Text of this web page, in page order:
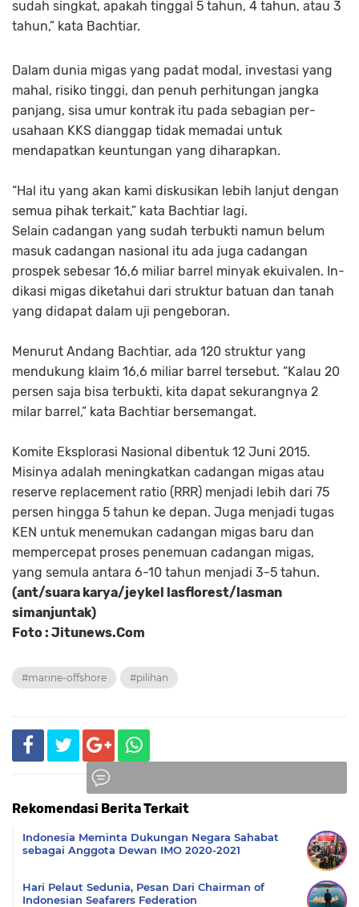
sudah sing­kat, apakah tinggal 5 tahun, 4 tahun, atau 3
tahun,” kata Bachtiar.
Dalam dunia migas yang pa­dat modal, investasi yang
mahal, risiko tinggi, dan penuh perhi­tung­an jangka
panjang, sisa umur kon­trak itu pada sebagian per­
usahaan KKS dianggap tidak me­madai untuk
mendapatkan keuntungan yang diharapkan.
“Hal itu yang akan kami dis­ku­­si­kan lebih lanjut dengan
se­mua pihak terkait,” kata Bachtiar lagi.
Selain cadangan yang sudah terbukti namun belum
masuk ca­dangan nasional itu ada juga ca­dangan
prospek sebesar 16,6 miliar barrel minyak ekuivalen. In­
dikasi migas diketahui dari struktur batuan dan tanah
yang dida­pat dalam uji pengeboran.
Menurut Andang Bachtiar, ada 120 struktur yang
mendu­kung klaim 16,6 miliar barrel tersebut. “Kalau 20
persen saja bisa terbukti, kita dapat sekurangnya 2
milar barrel,” kata Bachtiar bersemangat.
Komite Eksplorasi Nasional dibentuk 12 Juni 2015.
Misinya adalah meningkatkan cadangan mi­gas atau
reserve replacement ratio (RRR) menjadi lebih dari 75
persen hingga 5 tahun ke depan. Juga menjadi tugas
KEN untuk me­nemukan cadangan migas ba­ru dan
mempercepat proses penemuan cadangan migas,
yang semula antara 6-10 tahun menjadi 3-5 tahun.
(ant/suara karya/jeykel lasflorest/lasman
simanjuntak)
Foto : Jitunews.Com
#marine-offshore #pilihan
Rekomendasi Berita Terkait
Indonesia Meminta Dukungan Negara Sahabat
sebagai Anggota Dewan IMO 2020-2021
Hari Pelaut Sedunia, Pesan Dari Chairman of
Indonesian Seafarers Federation